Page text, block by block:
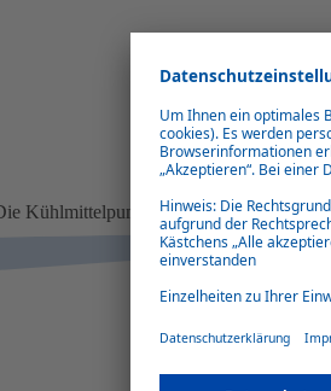
Kühlmittelpumpe UP500 punktet in